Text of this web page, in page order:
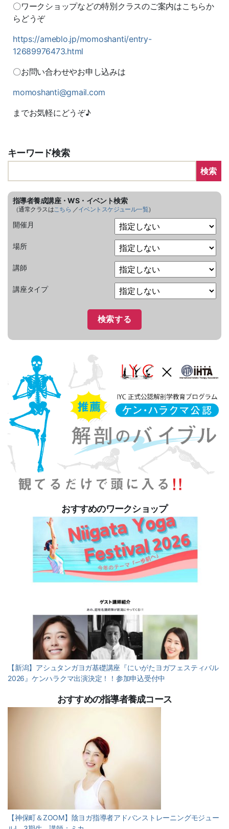
〇ワークショップなどの特別クラスのご案内はこちらか
らどうぞ
https://ameblo.jp/momoshanti/entry-
12689976473.html
〇お問い合わせやお申し込みは
momoshanti@gmail.com
までお気軽にどうぞ♪
キーワード検索
検索
指導者養成講座・WS・イベント検索
（通常クラスはこちら ／イベントスケジュール一覧）
開催月
場所
講師
講座タイプ
おすすめのワークショップ
【新潟】アシュタンガヨガ基礎講座『にいがたヨガフェスティバル
2026』ケンハラクマ出演決定！！参加申込受付中
おすすめの指導者養成コース
【神保町＆ZOOM】陰ヨガ指導者アドバンストレーニングモジュー